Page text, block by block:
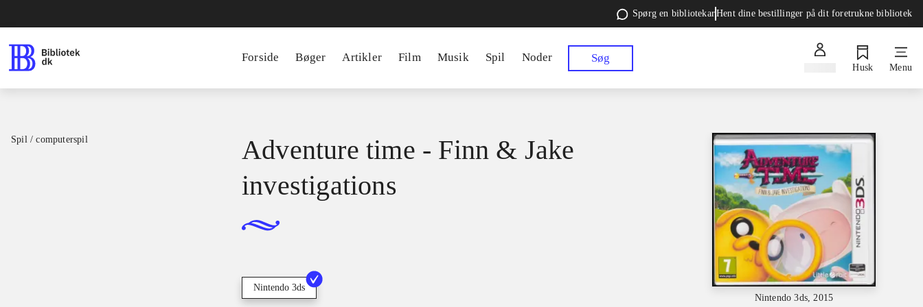
Spørg en bibliotekarHent dine bestillinger på dit foretrukne bibliotek
Forside Bøger Artikler Film Musik Spil Noder Søg
Husk Menu
Spil / computerspil
Nintendo 3ds, 2015
Adventure time - Finn & Jake
investigations
Nintendo 3ds